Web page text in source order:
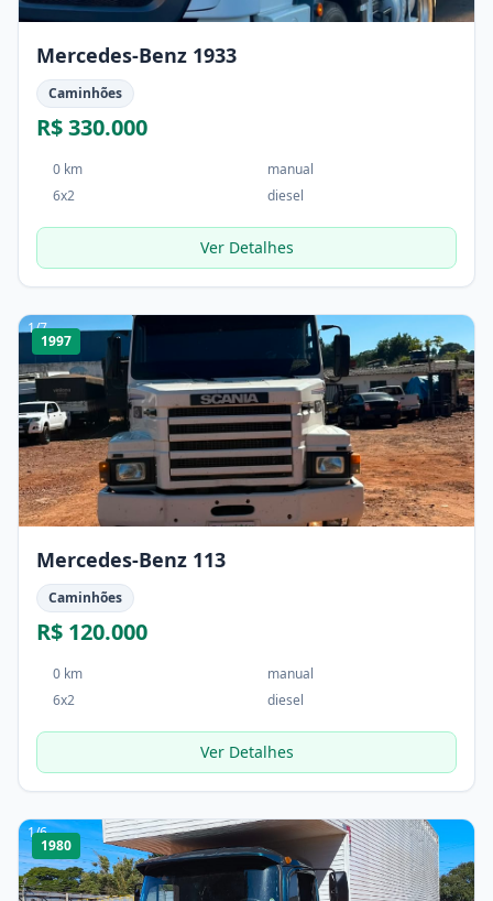
Mercedes-Benz 1933
Caminhões
R$ 330.000
0 km
manual
6x2
diesel
Ver Detalhes
1/7
1997
Mercedes-Benz 113
Caminhões
R$ 120.000
0 km
manual
6x2
diesel
Ver Detalhes
1/6
1980